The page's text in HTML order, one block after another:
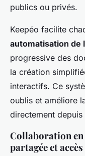
publics ou privés.
Keepéo facilite
automatisation de
progressive des
la création
interactifs. Ce
oublis et améliore
directement
Collaboration
partagée et